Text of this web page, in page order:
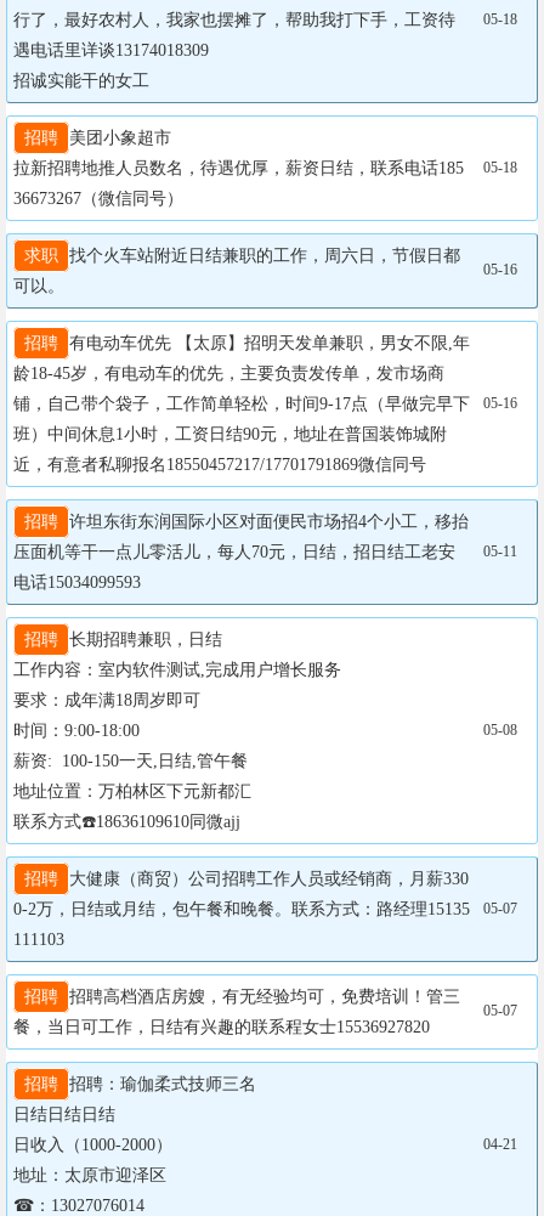
行了，最好农村人，我家也摆摊了，帮助我打下手，工资待
遇电话里详谈13174018309
招诚实能干的女工
05-18
招聘
美团小象超市
拉新招聘地推人员数名，待遇优厚，薪资日结，联系电话185
36673267（微信同号）
05-18
求职
找个火车站附近日结兼职的工作，周六日，节假日都
可以。
05-16
招聘 有电动车优先 【太原】招明天发单兼职，男女不限,年
龄18-45岁，有电动车的优先，主要负责发传单，发市场商
铺，自己带个袋子，工作简单轻松，时间9-17点（早做完早下
班）中间休息1小时，工资日结90元，地址在普国装饰城附
近，有意者私聊报名18550457217/17701791869微信同号
05-16
招聘 许坦东街东润国际小区对面便民市场招4个小工，移抬
压面机等干一点儿零活儿，每人70元，日结，招日结工老安
电话15034099593
05-11
招聘 长期招聘兼职，日结
工作内容：室内软件测试,完成用户增长服务
要求：成年满18周岁即可
时间：9:00-18:00
薪资:  100-150一天,日结,管午餐
地址位置：万柏林区下元新都汇
联系方式☎️18636109610同微ajj
05-08
招聘
大健康（商贸）公司招聘工作人员或经销商，月薪330
0-2万，日结或月结，包午餐和晚餐。联系方式：路经理15135
111103
05-07
招聘 招聘高档酒店房嫂，有无经验均可，免费培训！管三
餐，当日可工作，日结有兴趣的联系程女士15536927820
05-07
招聘 招聘：瑜伽柔式技师三名
日结日结日结
日收入（1000-2000）
地址：太原市迎泽区
☎：13027076014
04-21